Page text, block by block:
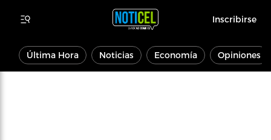
Inscribirse
Última Hora Noticias Economía Opiniones